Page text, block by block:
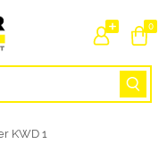
0
KWD 1